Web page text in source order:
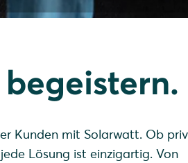
Kunden mit Solarwatt. Ob
Lösung ist einzigartig. Von